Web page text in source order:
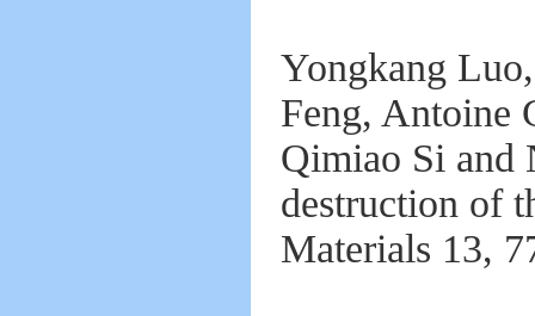
Yongkang
Feng, Antoine
Qimiao Si and
destruction of
Materials 13,